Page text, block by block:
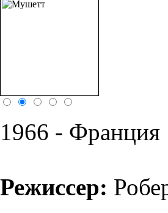
1966 - Франция
Режиссер: